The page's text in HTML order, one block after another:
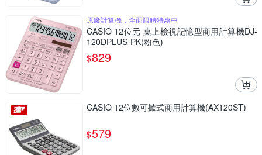
原廠計算機，全面限時特惠中
CASIO 12位元 桌上檢視記憶型商用計算機DJ-
120DPLUS-PK(粉色)
$829
CASIO 12位數可掀式商用計算機(AX120ST)
$579